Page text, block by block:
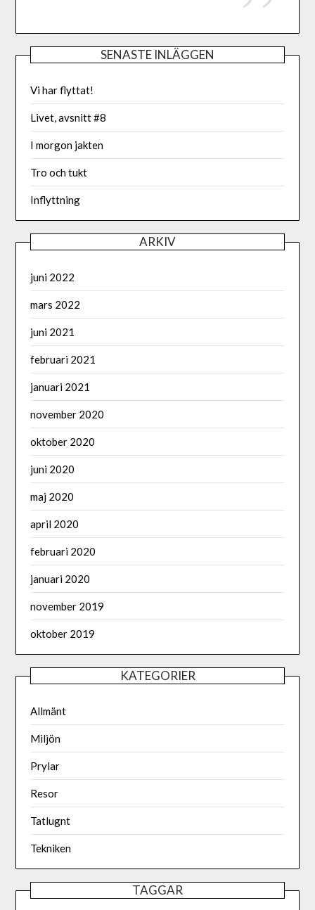
SENASTE INLÄGGEN
Vi har flyttat!
Livet, avsnitt #8
I morgon jakten
Tro och tukt
Inflyttning
ARKIV
juni 2022
mars 2022
juni 2021
februari 2021
januari 2021
november 2020
oktober 2020
juni 2020
maj 2020
april 2020
februari 2020
januari 2020
november 2019
oktober 2019
KATEGORIER
Allmänt
Miljön
Prylar
Resor
Tatlugnt
Tekniken
TAGGAR